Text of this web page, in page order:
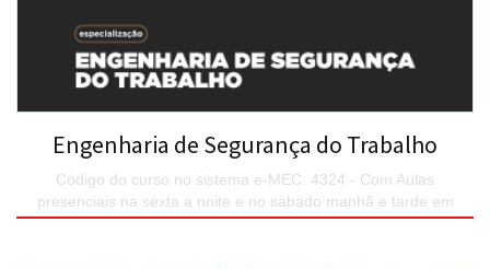
Engenharia de Segurança do Trabalho
Código do curso no sistema e-MEC: 4324 - Com Aulas
presenciais na sexta a noite e no sábado manhã e tarde em
encontros quinzenais.